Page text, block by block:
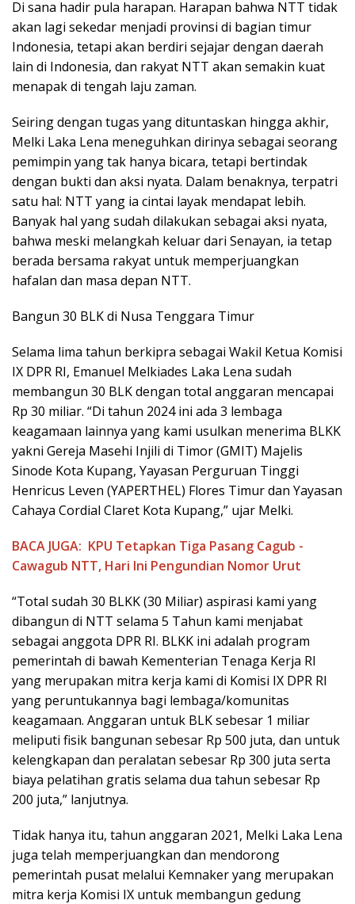
Di sana hadir pula harapan. Harapan bahwa NTT tidak
akan lagi sekedar menjadi provinsi di bagian timur
Indonesia, tetapi akan berdiri sejajar dengan daerah
lain di Indonesia, dan rakyat NTT akan semakin kuat
menapak di tengah laju zaman.
Seiring dengan tugas yang dituntaskan hingga akhir,
Melki Laka Lena meneguhkan dirinya sebagai seorang
pemimpin yang tak hanya bicara, tetapi bertindak
dengan bukti dan aksi nyata. Dalam benaknya, terpatri
satu hal: NTT yang ia cintai layak mendapat lebih.
Banyak hal yang sudah dilakukan sebagai aksi nyata,
bahwa meski melangkah keluar dari Senayan, ia tetap
berada bersama rakyat untuk memperjuangkan
hafalan dan masa depan NTT.
Bangun 30 BLK di Nusa Tenggara Timur
Selama lima tahun berkipra sebagai Wakil Ketua Komisi
IX DPR RI, Emanuel Melkiades Laka Lena sudah
membangun 30 BLK dengan total anggaran mencapai
Rp 30 miliar. “Di tahun 2024 ini ada 3 lembaga
keagamaan lainnya yang kami usulkan menerima BLKK
yakni Gereja Masehi Injili di Timor (GMIT) Majelis
Sinode Kota Kupang, Yayasan Perguruan Tinggi
Henricus Leven (YAPERTHEL) Flores Timur dan Yayasan
Cahaya Cordial Claret Kota Kupang,” ujar Melki.
BACA JUGA: KPU Tetapkan Tiga Pasang Cagub -
Cawagub NTT, Hari Ini Pengundian Nomor Urut
“Total sudah 30 BLKK (30 Miliar) aspirasi kami yang
dibangun di NTT selama 5 Tahun kami menjabat
sebagai anggota DPR RI. BLKK ini adalah program
pemerintah di bawah Kementerian Tenaga Kerja RI
yang merupakan mitra kerja kami di Komisi IX DPR RI
yang peruntukannya bagi lembaga/komunitas
keagamaan. Anggaran untuk BLK sebesar 1 miliar
meliputi fisik bangunan sebesar Rp 500 juta, dan untuk
kelengkapan dan peralatan sebesar Rp 300 juta serta
biaya pelatihan gratis selama dua tahun sebesar Rp
200 juta,” lanjutnya.
Tidak hanya itu, tahun anggaran 2021, Melki Laka Lena
juga telah memperjuangkan dan mendorong
pemerintah pusat melalui Kemnaker yang merupakan
mitra kerja Komisi IX untuk membangun gedung